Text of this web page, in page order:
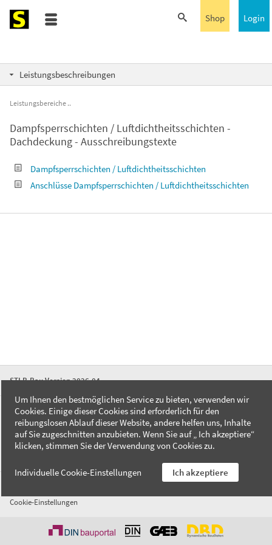
Login
Shop
Leistungsbeschreibungen
Leistungsbereiche
Dampfsperrschichten / Luftdichtheitsschichten -
Dachdeckung - Ausschreibungstexte
Dampfsperrschichten / Luftdichtheitsschichten
Anschlüsse Dampfsperrschichten / Luftdichtheitsschichten
STLB-Bau Version 2026-04
FAQ
Kontakt
Datenschutzerklärung
Cookie-Einstellungen
Um Ihnen den bestmöglichen Service zu bieten, verwenden wir
Cookies. Einige dieser Cookies sind erforderlich für den
reibungslosen Ablauf dieser Website, andere helfen uns, Inhalte
auf Sie zugeschnitten anzubieten. Wenn Sie auf „ Ich akzeptiere“
klicken, stimmen Sie der Verwendung von Cookies zu.
Individuelle Cookie-Einstellungen Ich akzeptiere